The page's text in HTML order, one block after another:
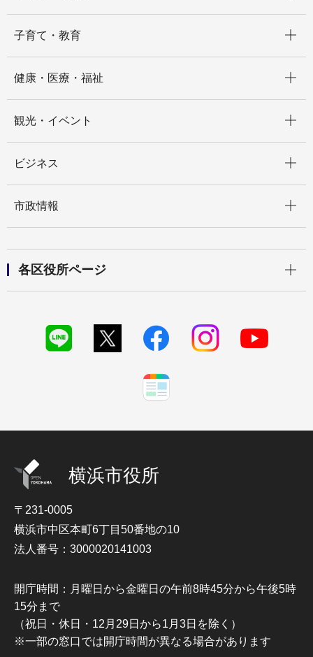
子育て・教育
健康・医療・福祉
観光・イベント
ビジネス
市政情報
各区役所ページ
横浜市役所
〒231-0005
横浜市中区本町6丁目50番地の10
法人番号：3000020141003
開庁時間：月曜日から金曜日の午前8時45分から午後5時
15分まで
（祝日・休日・12月29日から1月3日を除く）
※一部の窓口では開庁時間が異なる場合があります